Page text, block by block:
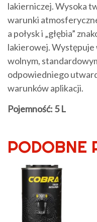
lakierniczej. Wysoka
warunki
a połysk i „głębia”
lakierowej.
wolnym,
odpowiedniego
warunków aplikacji.
Pojemność: 5 L
PODOBNE